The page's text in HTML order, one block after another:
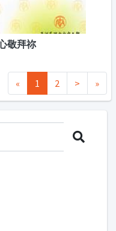
敬拜祢
« 1 2 > »